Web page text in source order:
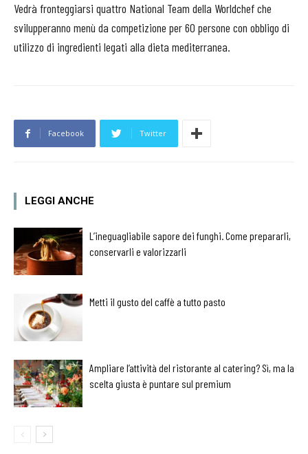
Vedrà fronteggiarsi quattro National Team della Worldchef che
svilupperanno menù da competizione per 60 persone con obbligo di
utilizzo di ingredienti legati alla dieta mediterranea.
Facebook Twitter
LEGGI ANCHE
L’ineguagliabile sapore dei funghi. Come prepararli,
conservarli e valorizzarli
Metti il gusto del caffè a tutto pasto
Ampliare l’attività del ristorante al catering? Sì, ma la
scelta giusta è puntare sul premium